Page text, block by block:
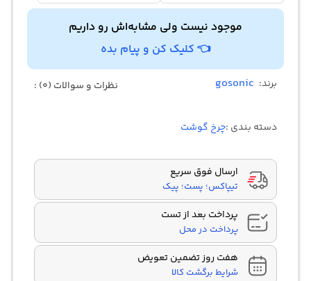
موجود نیست ولی مشابه‌اش رو داریم
👈 کلیک کن و پیام بده
برند: gosonic نظرات و سوالات (0) :
دسته بندی :چرخ گوشت
ارسال فوق سریع
تیپاکس؛ پست؛ پیک
پرداخت بعد از تست
پرداخت در محل
هفت روز تضمین تعویض
شرایط برگشت کالا